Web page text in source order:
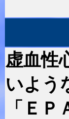
虚血性
いよう
「Ｅ